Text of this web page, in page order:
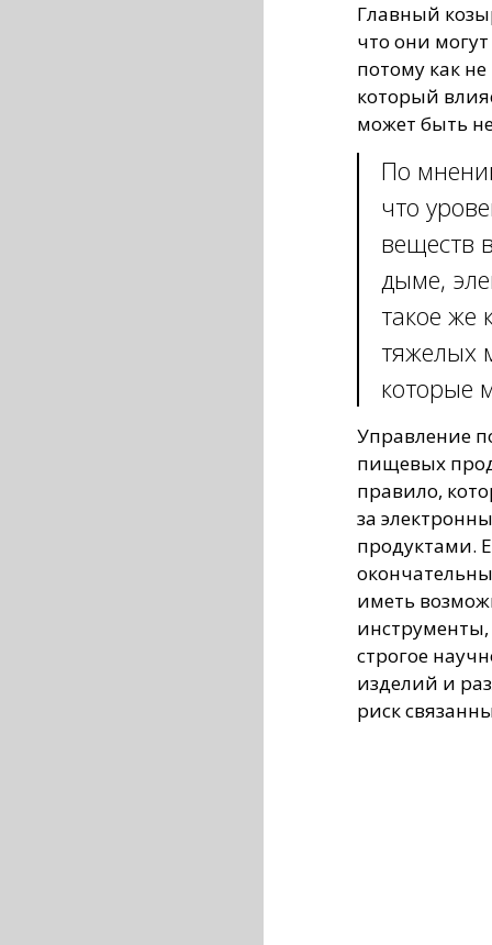
Главный
что они
потому как
который
может быть
По
что
веществ
дыме,
такое же
тяжелых
которые
Управление
пищевых
правило,
за
продуктами.
иметь
инструменты,
строгое
изделий и
риск